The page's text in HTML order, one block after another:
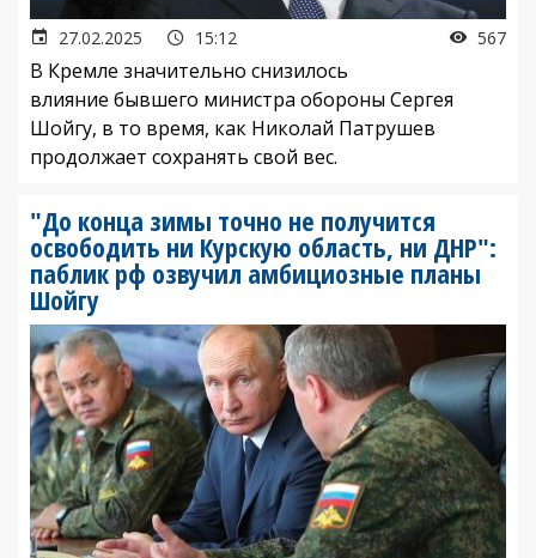
27.02.2025 15:12 567
В Кремле значительно снизилось
влияние бывшего министра обороны Сергея
Шойгу, в то время, как Николай Патрушев
продолжает сохранять свой вес.
"До конца зимы точно не получится
освободить ни Курскую область, ни ДНР":
паблик рф озвучил амбициозные планы
Шойгу